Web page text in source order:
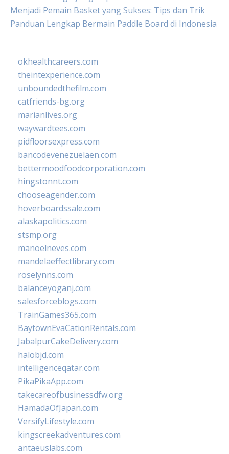
Menjadi Pemain Basket yang Sukses: Tips dan Trik
Panduan Lengkap Bermain Paddle Board di Indonesia
okhealthcareers.com
theintexperience.com
unboundedthefilm.com
catfriends-bg.org
marianlives.org
waywardtees.com
pidfloorsexpress.com
bancodevenezuelaen.com
bettermoodfoodcorporation.com
hingstonnt.com
chooseagender.com
hoverboardssale.com
alaskapolitics.com
stsmp.org
manoelneves.com
mandelaeffectlibrary.com
roselynns.com
balanceyoganj.com
salesforceblogs.com
TrainGames365.com
BaytownEvaCationRentals.com
JabalpurCakeDelivery.com
halobjd.com
intelligenceqatar.com
PikaPikaApp.com
takecareofbusinessdfw.org
HamadaOfJapan.com
VersifyLifestyle.com
kingscreekadventures.com
antaeuslabs.com